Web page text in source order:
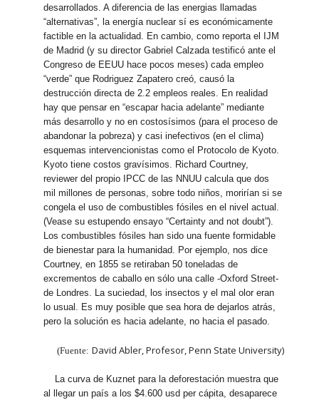
desarrollados. A diferencia de las energias llamadas
“alternativas”, la energía nuclear sí es económicamente
factible en la actualidad. En cambio, como reporta el IJM
de Madrid (y su director Gabriel Calzada testificó ante el
Congreso de EEUU hace pocos meses) cada empleo
“verde” que Rodriguez Zapatero creó, causó la
destrucción directa de 2.2 empleos reales. En realidad
hay que pensar en “escapar hacia adelante” mediante
más desarrollo y no en costosísimos (para el proceso de
abandonar la pobreza) y casi inefectivos (en el clima)
esquemas intervencionistas como el Protocolo de Kyoto.
Kyoto tiene costos gravísimos. Richard Courtney,
reviewer del propio IPCC de las NNUU calcula que dos
mil millones de personas, sobre todo niños, morirían si se
congela el uso de combustibles fósiles en el nivel actual.
(Vease su estupendo ensayo “Certainty and not doubt”).
Los combustibles fósiles han sido una fuente formidable
de bienestar para la humanidad. Por ejemplo, nos dice
Courtney, en 1855 se retiraban 50 toneladas de
excrementos de caballo en sólo una calle -Oxford Street-
de Londres. La suciedad, los insectos y el mal olor eran
lo usual. Es muy posible que sea hora de dejarlos atrás,
pero la solución es hacia adelante, no hacia el pasado.
(Fuente: David Abler, Profesor, Penn State University)
La curva de Kuznet para la deforestación muestra que
al llegar un país a los $4.600 usd per cápita, desaparece